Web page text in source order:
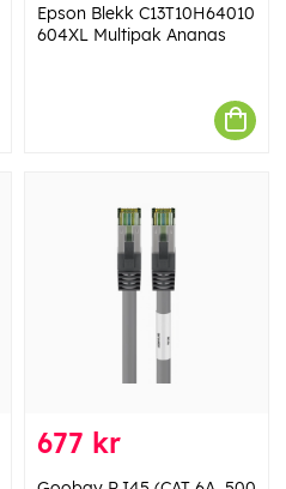
Epson Blekk C13T10H64010
604XL Multipak Ananas
677 kr